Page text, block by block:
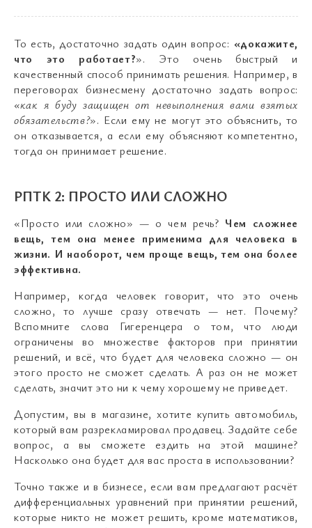
То есть, достаточно задать один вопрос: «докажите,
что это работает?». Это очень быстрый и
качественный способ принимать решения. Например, в
переговорах бизнесмену достаточно задать вопрос:
«как я буду защищен от невыполнения вами взятых
обязательств?». Если ему не могут это объяснить, то
он отказывается, а если ему объясняют компетентно,
тогда он принимает решение.
РПТК 2: ПРОСТО ИЛИ СЛОЖНО
«Просто или сложно» — о чем речь? Чем сложнее
вещь, тем она менее применима для человека в
жизни. И наоборот, чем проще вещь, тем она более
эффективна.
Например, когда человек говорит, что это очень
сложно, то лучше сразу отвечать — нет. Почему?
Вспомните слова Гигеренцера о том, что люди
ограничены во множестве факторов при принятии
решений, и всё, что будет для человека сложно — он
этого просто не сможет сделать. А раз он не может
сделать, значит это ни к чему хорошему не приведет.
Допустим, вы в магазине, хотите купить автомобиль,
который вам разрекламировал продавец. Задайте себе
вопрос, а вы сможете ездить на этой машине?
Насколько она будет для вас проста в использовании?
Точно также и в бизнесе, если вам предлагают расчёт
дифференциальных уравнений при принятии решений,
которые никто не может решить, кроме математиков,